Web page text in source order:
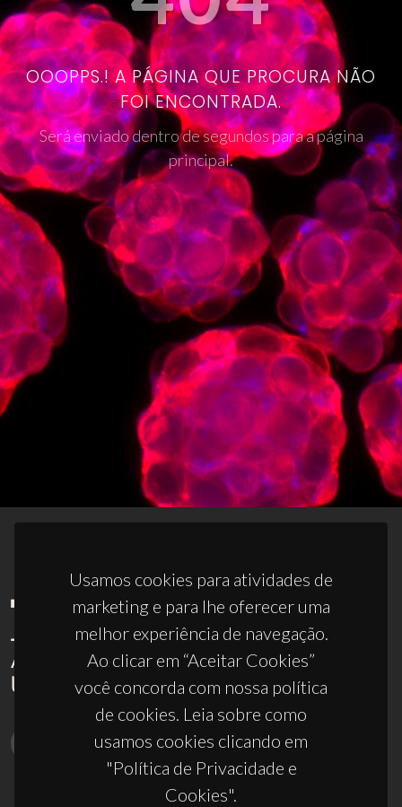
OOOPPS.! A PÁGINA QUE PROCURA NÃO
FOI ENCONTRADA.
Será enviado dentro de segundos para a página
principal.
Usamos cookies para atividades de
marketing e para lhe oferecer uma
melhor experiência de navegação.
Ao clicar em “Aceitar Cookies”
você concorda com nossa política
de cookies. Leia sobre como
usamos cookies clicando em
"Política de Privacidade e
Cookies".